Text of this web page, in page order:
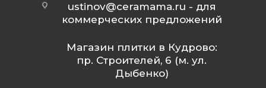
ustinov@ceramama.ru - для
коммерческих предложений
Магазин плитки в Кудрово:
пр. Строителей, 6 (м. ул.
Дыбенко)